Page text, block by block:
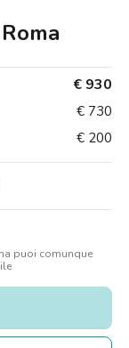
€ 930
€ 730
€ 200
puoi comunque